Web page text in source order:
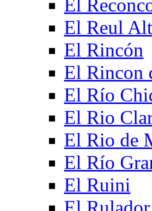
El
El Reul
El Rincón
El Rincon
El Río
El Rio
El Rio de
El Río
El Ruini